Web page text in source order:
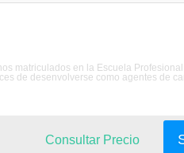
matriculados en la Escuela
de desenvolverse como agentes de
Consultar Precio